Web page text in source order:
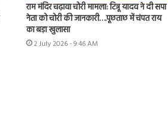
राम मंदिर चढ़ावा चोरी मामला: टिन्नू यादव ने दी सपा
नेता को चोरी की जानकारी….पूछताछ में चंपत राय
का बड़ा खुलासा
2 July 2026 - 9:46 AM